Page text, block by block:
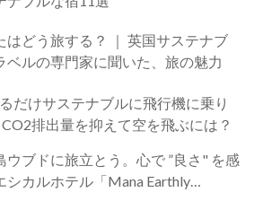
旅する？ ｜ 英国サステナブ
ベルの専門家に聞いた、旅の魅力
だけサステナブルに飛行機に乗り
排出量を抑えて空を飛ぶには？
ウブドに旅立とう。心で ”良さ" を感
シカルホテル「Mana Earthly